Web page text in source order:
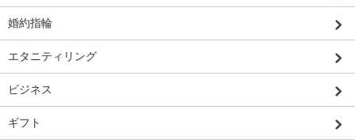
婚約指輪
エタニティリング
ビジネス
ギフト